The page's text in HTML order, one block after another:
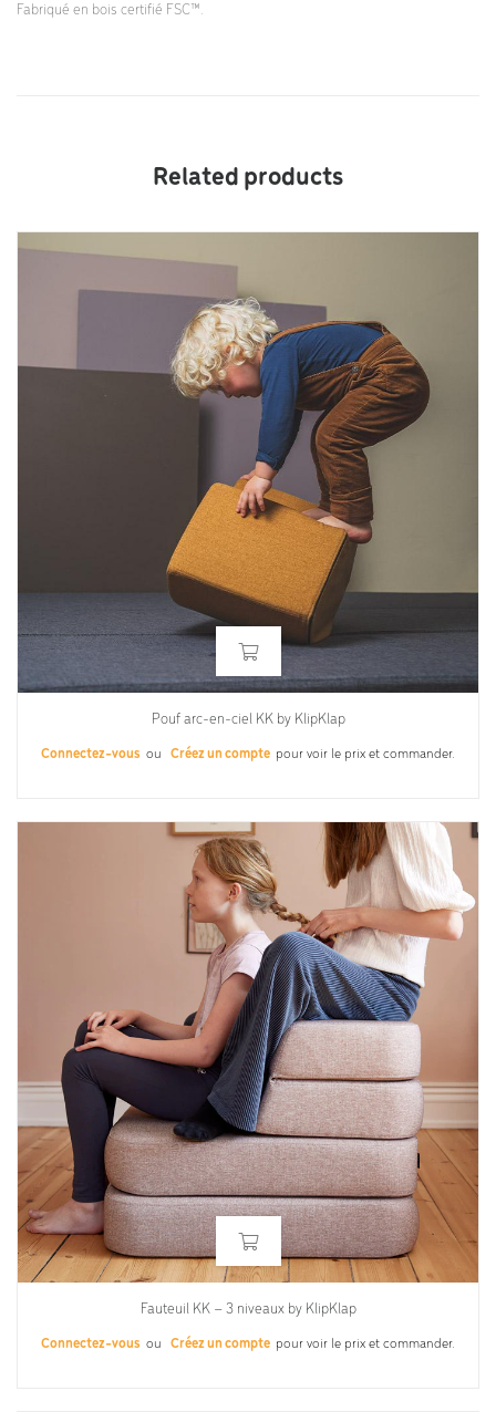
Fabriqué en bois certifié FSC™.
Related products
Pouf arc-en-ciel KK by KlipKlap
Connectez-vous ou Créez un compte pour voir le prix et commander.
Fauteuil KK – 3 niveaux by KlipKlap
Connectez-vous ou Créez un compte pour voir le prix et commander.